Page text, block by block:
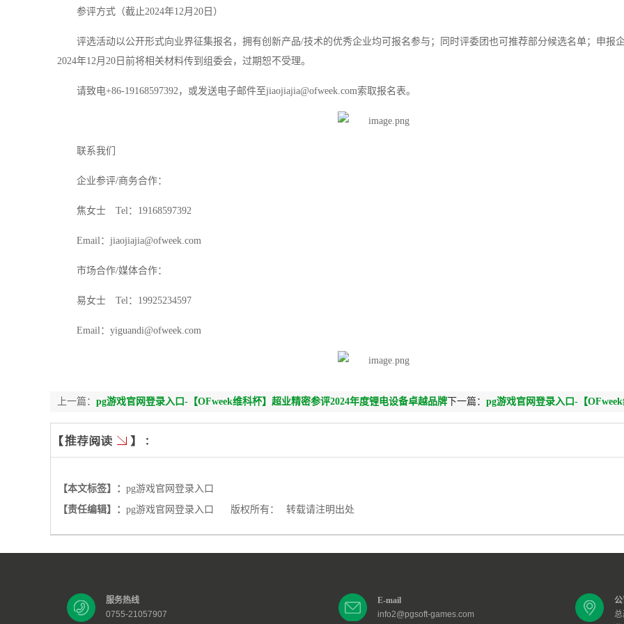
参评方式（截止2024年12月20日）
评选活动以公开形式向业界征集报名，拥有创新产品/技术的优秀企业均可报名参与；同时评委团也可推荐部分候选名单；申报
2024年12月20日前将相关材料传到组委会，过期恕不受理。
请致电+86-19168597392，或发送电子邮件至jiaojiajia@ofweek.com索取报名表。
联系我们
企业参评/商务合作：
焦女士 Tel：19168597392
Email：jiaojiajia@ofweek.com
市场合作/媒体合作：
易女士 Tel：19925234597
Email：yiguandi@ofweek.com
上一篇： pg游戏官网登录入口-【OFweek维科杯】超业精密参评2024年度锂电设备卓越品牌 下一篇： pg游戏官网登录入口-【
比克电池参评2024年度最受用户认可品牌
【本文标签】： pg游戏官网登录入口
【责任编辑】： pg游戏官网登录入口 版权所有： 转载请注明出处
服务热线
0755-21057907
E-mail
info2@pgsoft-games.com